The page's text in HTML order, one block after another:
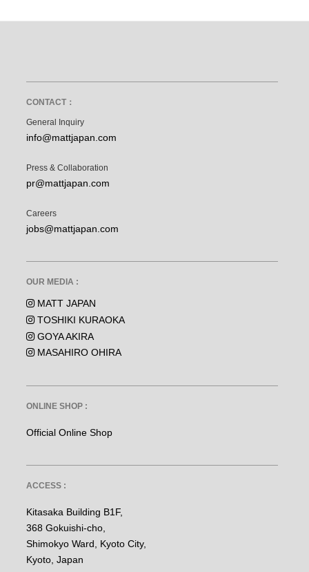
CONTACT：
General Inquiry
info@mattjapan.com
Press & Collaboration
pr@mattjapan.com
Careers
jobs@mattjapan.com
OUR MEDIA :
MATT JAPAN
TOSHIKI KURAOKA
GOYA AKIRA
MASAHIRO OHIRA
ONLINE SHOP :
Official Online Shop
ACCESS :
Kitasaka Building B1F,
368 Gokuishi-cho,
Shimokyo Ward, Kyoto City,
Kyoto, Japan